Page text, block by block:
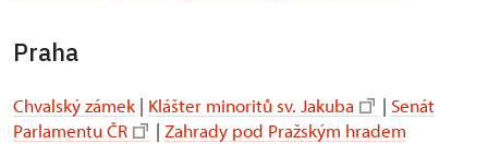
Praha
Chvalský zámek | Klášter minoritů sv. Jakuba | Senát
Parlamentu ČR
| Zahrady pod Pražským hradem